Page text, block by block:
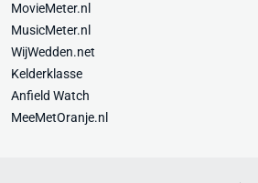
MovieMeter.nl
MusicMeter.nl
WijWedden.net
Kelderklasse
Anfield Watch
MeeMetOranje.nl